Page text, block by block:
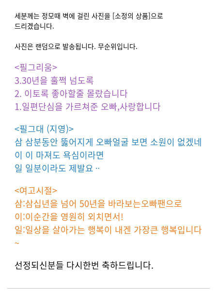
세분께는 정모때 벽에 걸린 사진을 [소정의 상품]으로
드리겠습니다.
사진은 랜덤으로 발송됩니다. 무순위입니다.
<필그리움>
3.30년을 훌쩍 넘도록
2. 이토록 좋아할줄 몰랐습니다
1.일편단심을 가르쳐준 오빠,사랑합니다
<필그대 (지영)>
삼 삼분동안 뚫어지게 오빠얼굴 보면 소원이 없겠네
이 이 마져도 욕심이라면
일 일분이라도 제발요ᆢ
<여고시절>
삼:삼십년을 넘어 50년을 바라보는오빠팬으로
이:이순간을 영원히 외치면서!
일:일상을 살아가는 행복이 내겐 가장큰 행복입니다
~
선정되신분들 다시한번 축하드립니다.